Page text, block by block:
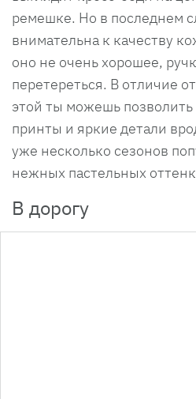
ремешке. Но в последнем
внимательна к качеству
оно не очень хорошее,
перетереться. В отличие
этой ты можешь
принты и яркие детали
уже несколько сезонов
нежных пастельных
В дорогу